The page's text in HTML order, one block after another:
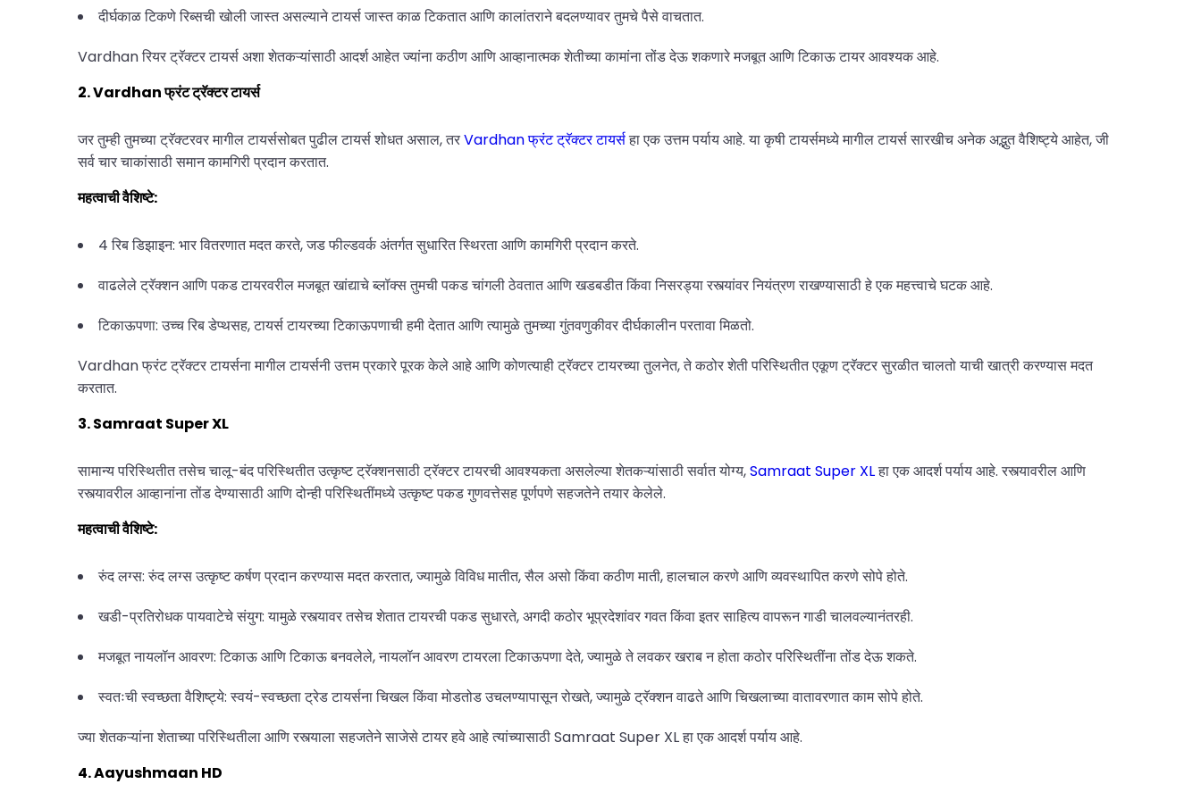
दीर्घकाळ टिकणे रिब्सची खोली जास्त असल्याने टायर्स जास्त काळ टिकतात आणि कालांतराने बदलण्यावर तुमचे पैसे वाचतात.
Vardhan रियर ट्रॅक्टर टायर्स अशा शेतकऱ्यांसाठी आदर्श आहेत ज्यांना कठीण आणि आव्हानात्मक शेतीच्या कामांना तोंड देऊ शकणारे मजबूत आणि टिकाऊ टायर आवश्यक आहे.
2. Vardhan फ्रंट ट्रॅक्टर टायर्स
जर तुम्ही तुमच्या ट्रॅक्टरवर मागील टायर्ससोबत पुढील टायर्स शोधत असाल, तरVardhan फ्रंट ट्रॅक्टर टायर्सहा एक उत्तम पर्याय आहे. या कृषी टायर्समध्ये मागील टायर्स सारखीच अनेक अद्भुत वैशिष्ट्ये आहेत, जी
सर्व चार चाकांसाठी समान कामगिरी प्रदान करतात.
महत्वाची वैशिष्टे:
4 रिब डिझाइन: भार वितरणात मदत करते, जड फील्डवर्क अंतर्गत सुधारित स्थिरता आणि कामगिरी प्रदान करते.
वाढलेले ट्रॅक्शन आणि पकड टायरवरील मजबूत खांद्याचे ब्लॉक्स तुमची पकड चांगली ठेवतात आणि खडबडीत किंवा निसरड्या रस्त्यांवर नियंत्रण राखण्यासाठी हे एक महत्त्वाचे घटक आहे.
टिकाऊपणा: उच्च रिब डेप्थसह, टायर्स टायरच्या टिकाऊपणाची हमी देतात आणि त्यामुळे तुमच्या गुंतवणुकीवर दीर्घकालीन परतावा मिळतो.
Vardhan फ्रंट ट्रॅक्टर टायर्सना मागील टायर्सनी उत्तम प्रकारे पूरक केले आहे आणि कोणत्याही ट्रॅक्टर टायरच्या तुलनेत, ते कठोर शेती परिस्थितीत एकूण ट्रॅक्टर सुरळीत चालतो याची खात्री करण्यास मदत
करतात.
3. Samraat Super XL
सामान्य परिस्थितीत तसेच चालू-बंद परिस्थितीत उत्कृष्ट ट्रॅक्शनसाठी ट्रॅक्टर टायरची आवश्यकता असलेल्या शेतकऱ्यांसाठी सर्वात योग्य,Samraat Super XLहा एक आदर्श पर्याय आहे. रस्त्यावरील आणि
रस्त्यावरील आव्हानांना तोंड देण्यासाठी आणि दोन्ही परिस्थितींमध्ये उत्कृष्ट पकड गुणवत्तेसह पूर्णपणे सहजतेने तयार केलेले.
महत्वाची वैशिष्टे:
रुंद लग्स: रुंद लग्स उत्कृष्ट कर्षण प्रदान करण्यास मदत करतात, ज्यामुळे विविध मातीत, सैल असो किंवा कठीण माती, हालचाल करणे आणि व्यवस्थापित करणे सोपे होते.
खडी-प्रतिरोधक पायवाटेचे संयुग: यामुळे रस्त्यावर तसेच शेतात टायरची पकड सुधारते, अगदी कठोर भूप्रदेशांवर गवत किंवा इतर साहित्य वापरून गाडी चालवल्यानंतरही.
मजबूत नायलॉन आवरण: टिकाऊ आणि टिकाऊ बनवलेले, नायलॉन आवरण टायरला टिकाऊपणा देते, ज्यामुळे ते लवकर खराब न होता कठोर परिस्थितींना तोंड देऊ शकते.
स्वतःची स्वच्छता वैशिष्ट्ये: स्वयं-स्वच्छता ट्रेड टायर्सना चिखल किंवा मोडतोड उचलण्यापासून रोखते, ज्यामुळे ट्रॅक्शन वाढते आणि चिखलाच्या वातावरणात काम सोपे होते.
ज्या शेतकऱ्यांना शेताच्या परिस्थितीला आणि रस्त्याला सहजतेने साजेसे टायर हवे आहे त्यांच्यासाठी Samraat Super XL हा एक आदर्श पर्याय आहे.
4. Aayushmaan HD